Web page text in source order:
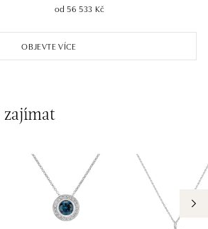
OC Aupark, Bratislava
01 Bratislava
OC Avion, Bratislava
do 21:00
OC Eurovea, Bratislava
Bratislava
OBJEVTE VÍCE
od 56 533 Kč
zajímat